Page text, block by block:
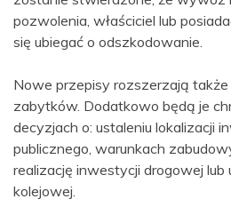
pozwolenia, właściciel lub
się ubiegać o odszkodowanie.
Nowe przepisy rozszerzają
zabytków. Dodatkowo będą je
decyzjach o: ustaleniu lokalizacji
publicznego, warunkach
realizację inwestycji drogowej lub
kolejowej.